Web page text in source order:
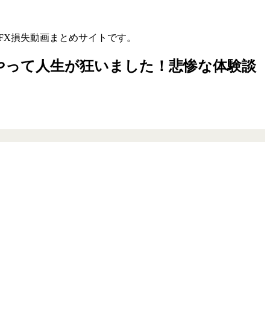
損失動画まとめサイトです。
て人生が狂いました！悲惨な体験談